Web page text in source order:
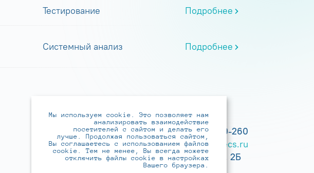
Тестирование Подробнее
Системный анализ Подробнее
+7 (495) 737-6192, 8-800-250-0-260
practice@infotecs.ru ,hr@infotecs.ru
127273, г. Москва, Отрадная ул., 2Б
Мы используем cookie. Это позволяет нам
анализировать взаимодействие
посетителей с сайтом и делать его
лучше. Продолжая пользоваться сайтом,
Вы соглашаетесь с использованием файлов
cookie. Тем не менее, Вы всегда можете
отключить файлы cookie в настройках
Вашего браузера.